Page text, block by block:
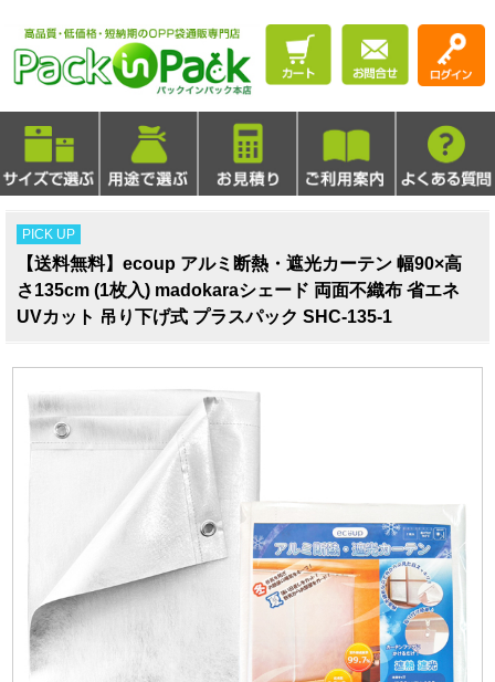
PICK UP
【送料無料】ecoup アルミ断熱・遮光カーテン 幅90×高
さ135cm (1枚入) madokaraシェード 両面不織布 省エネ
UVカット 吊り下げ式 プラスパック SHC-135-1